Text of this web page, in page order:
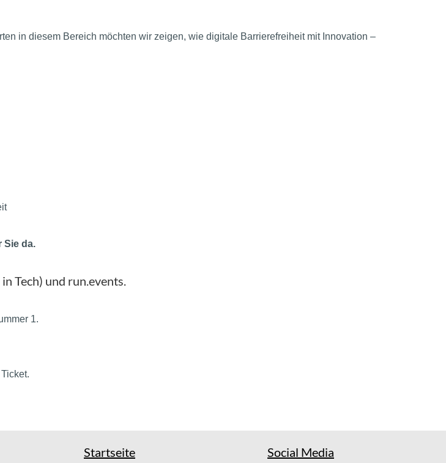
in diesem Bereich möchten wir zeigen, wie digitale Barrierefreiheit mit Innovation –
Sie da.
Tech) und run.events.
1.
Startseite Social Media